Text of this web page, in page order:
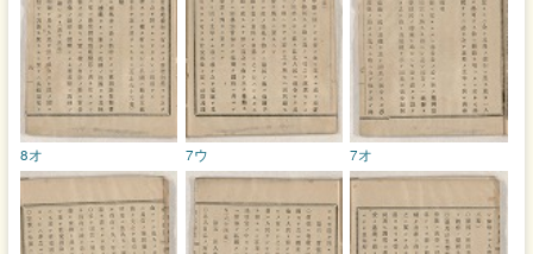
7オ
7ウ
8オ